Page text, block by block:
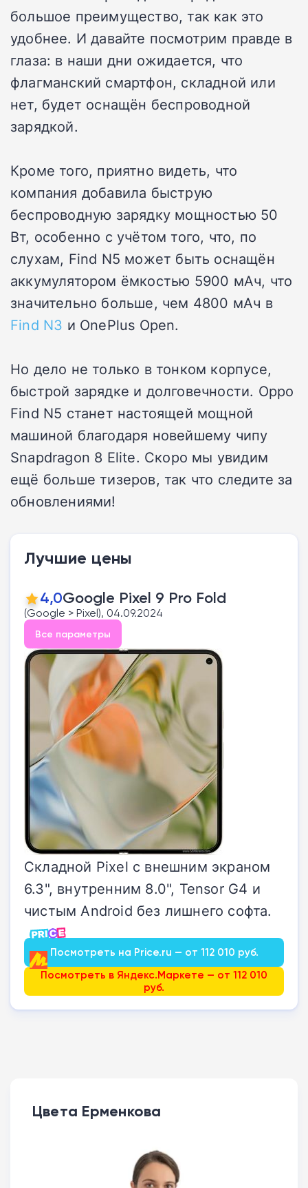
большое преимущество, так как это
удобнее. И давайте посмотрим правде в
глаза: в наши дни ожидается, что
флагманский смартфон, складной или
нет, будет оснащён беспроводной
зарядкой.
Кроме того, приятно видеть, что
компания добавила быструю
беспроводную зарядку мощностью 50
Вт, особенно с учётом того, что, по
слухам, Find N5 может быть оснащён
аккумулятором ёмкостью 5900 мАч, что
значительно больше, чем 4800 мАч в
Find N3 и OnePlus Open.
Но дело не только в тонком корпусе,
быстрой зарядке и долговечности. Oppo
Find N5 станет настоящей мощной
машиной благодаря новейшему чипу
Snapdragon 8 Elite. Скоро мы увидим
ещё больше тизеров, так что следите за
обновлениями!
Лучшие цены
4,0Google Pixel 9 Pro Fold
(Google > Pixel), 04.09.2024
Все параметры
Складной Pixel с внешним экраном
6.3", внутренним 8.0", Tensor G4 и
чистым Android без лишнего софта.
Посмотреть на Price.ru — от 112 010 руб.
Посмотреть в Яндекс.Маркете — от 112 010
руб.
Цвета Ерменкова